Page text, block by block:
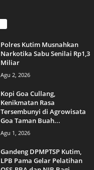
Polres Kutim Musnahkan
Narkotika Sabu Senilai Rp1,3
Miliar
Agu 2, 2026
Kopi Goa Cullang,
Kenikmatan Rasa
Tersembunyi di Agrowisata
Goa Taman Buah...
Agu 1, 2026
Gandeng DPMPTSP Kutim,
LPB Pama Gelar Pelatihan